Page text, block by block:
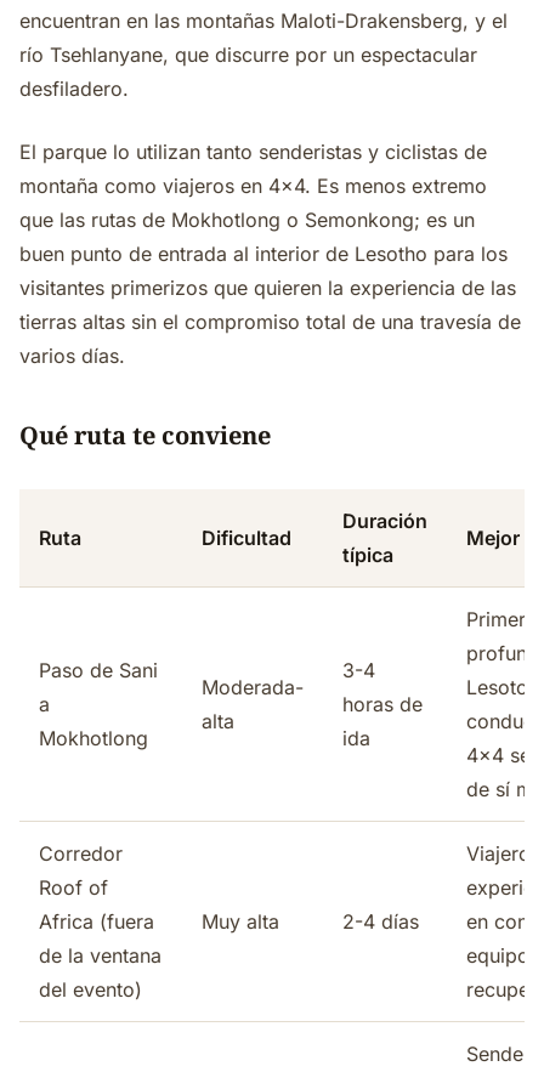
encuentran en las montañas Maloti-Drakensberg, y el
río Tsehlanyane, que discurre por un espectacular
desfiladero.
El parque lo utilizan tanto senderistas y ciclistas de
montaña como viajeros en 4x4. Es menos extremo
que las rutas de Mokhotlong o Semonkong; es un
buen punto de entrada al interior de Lesotho para los
visitantes primerizos que quieren la experiencia de las
tierras altas sin el compromiso total de una travesía de
varios días.
Qué ruta te conviene
Ruta Dificultad
Duración
típica
Mejor
Paso de Sani
a
Mokhotlong
Moderada-
alta
3-4
horas de
ida
Primer
Lesoto
4x4
de sí
Corredor
Roof of
Africa (fuera
de la ventana
del evento)
Muy alta 2-4 días
en
equipo